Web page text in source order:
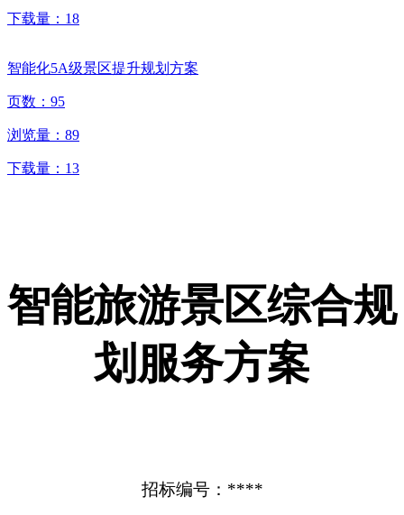
下载量： 18
智能化5A级景区提升规划方案
页数： 95
浏览量： 89
下载量： 13
智能旅游景区综合规
划服务方案
招标编号：****